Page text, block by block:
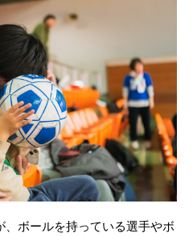
ボールを持っている選手やボ